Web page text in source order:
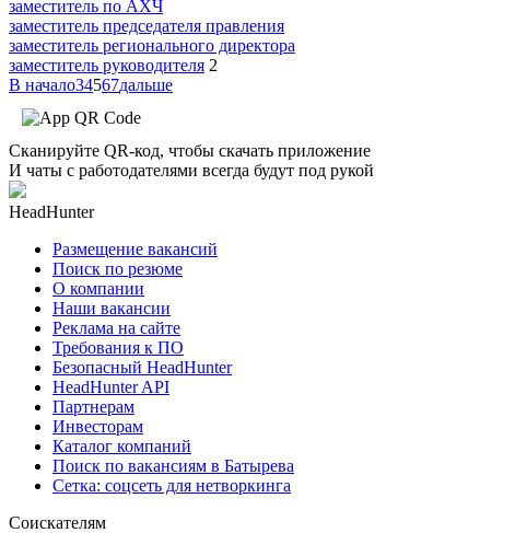
заместитель по АХЧ
заместитель председателя правления
заместитель регионального директора
заместитель руководителя 2
В начало34567дальше
Сканируйте QR-код, чтобы скачать приложение
И чаты с работодателями всегда будут под рукой
HeadHunter
Размещение вакансий
Поиск по резюме
О компании
Наши вакансии
Реклама на сайте
Требования к ПО
Безопасный HeadHunter
HeadHunter API
Партнерам
Инвесторам
Каталог компаний
Поиск по вакансиям в Батырева
Сетка: соцсеть для нетворкинга
Соискателям